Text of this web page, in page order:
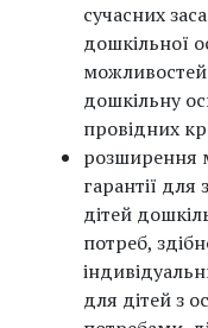
сучасних
дошкільної
можливостей
дошкільну
провідних
розширення
гарантії для
дітей
потреб,
для дітей з